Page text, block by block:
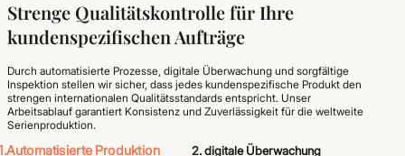
Strenge Qualitätskontrolle für Ihre
kundenspezifischen Aufträge
Durch automatisierte Prozesse, digitale Überwachung und sorgfältige
Inspektion stellen wir sicher, dass jedes kundenspezifische Produkt den
strengen internationalen Qualitätsstandards entspricht. Unser
Arbeitsablauf garantiert Konsistenz und Zuverlässigkeit für die weltweite
Serienproduktion.
Produktion 2. digitale Überwachung